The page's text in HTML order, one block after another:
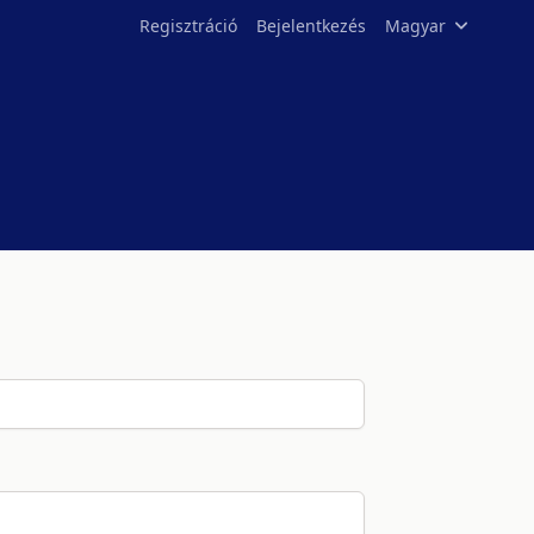
Regisztráció Bejelentkezés Magyar